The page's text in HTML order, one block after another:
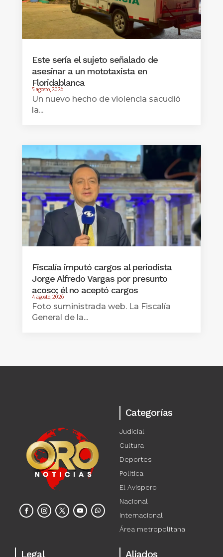
Este sería el sujeto señalado de
asesinar a un mototaxista en
Floridablanca
5 agosto, 2026
Un nuevo hecho de violencia sacudió
la...
Fiscalía imputó cargos al periodista
Jorge Alfredo Vargas por presunto
acoso; él no aceptó cargos
4 agosto, 2026
Foto suministrada web. La Fiscalía
General de la...
Categorías
Judicial
Cultura
Deportes
Política
El Avispero
Nacional
Internacional
Área metropolitana
Legal Aliados